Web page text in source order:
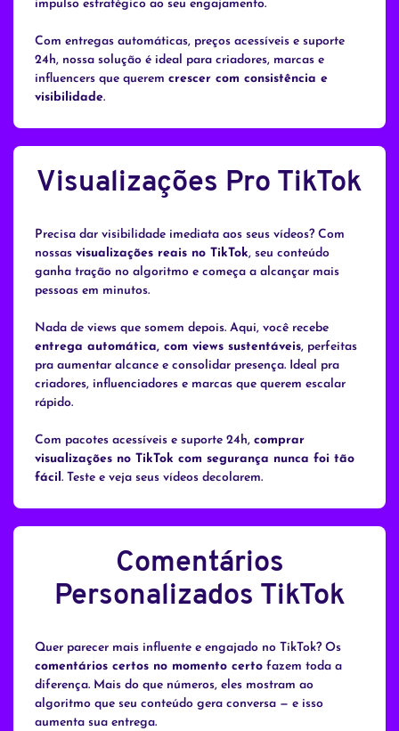
impulso estratégico ao seu engajamento.
Com entregas automáticas, preços acessíveis e suporte
24h, nossa solução é ideal para criadores, marcas e
influencers que querem crescer com consistência e
visibilidade.
Visualizações Pro TikTok
Precisa dar visibilidade imediata aos seus vídeos? Com
nossas visualizações reais no TikTok, seu conteúdo
ganha tração no algoritmo e começa a alcançar mais
pessoas em minutos.
Nada de views que somem depois. Aqui, você recebe
entrega automática, com views sustentáveis, perfeitas
pra aumentar alcance e consolidar presença. Ideal pra
criadores, influenciadores e marcas que querem escalar
rápido.
Com pacotes acessíveis e suporte 24h, comprar
visualizações no TikTok com segurança nunca foi tão
fácil. Teste e veja seus vídeos decolarem.
Comentários
Personalizados TikTok
Quer parecer mais influente e engajado no TikTok? Os
comentários certos no momento certo fazem toda a
diferença. Mais do que números, eles mostram ao
algoritmo que seu conteúdo gera conversa — e isso
aumenta sua entrega.